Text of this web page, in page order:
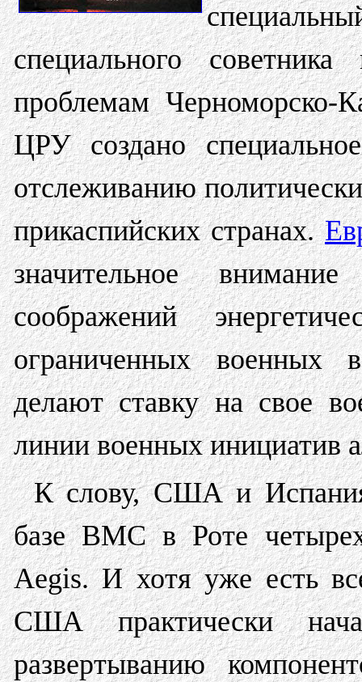
специального
проблемам Черноморско-
ЦРУ создано
отслеживанию
прикаспийских странах.
значительное
соображений
ограниченных военных
делают ставку на свое
линии военных инициатив
К слову, США и
базе ВМС в Роте
Aegis. И хотя уже есть
США практически
развертыванию